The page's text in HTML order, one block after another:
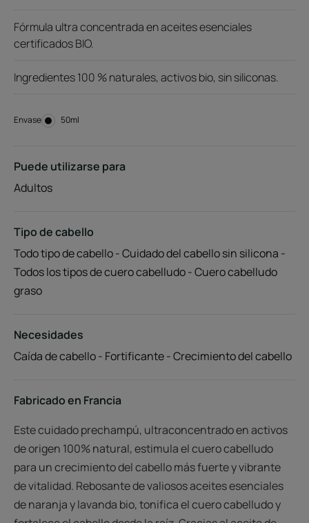
Fórmula ultra concentrada en aceites esenciales
certificados BIO.
Ingredientes 100 % naturales, activos bio, sin siliconas.
Envase Envase
50ml
Puede utilizarse para
Adultos
Tipo de cabello
Todo tipo de cabello - Cuidado del cabello sin silicona -
Todos los tipos de cuero cabelludo - Cuero cabelludo
graso
Necesidades
Caída de cabello - Fortificante - Crecimiento del cabello
Fabricado en Francia
Este cuidado prechampú, ultraconcentrado en activos
de origen 100% natural, estimula el cuero cabelludo
para un crecimiento del cabello más fuerte y vibrante
de vitalidad. Rebosante de valiosos aceites esenciales
de naranja y lavanda bio, tonifica el cuero cabelludo y